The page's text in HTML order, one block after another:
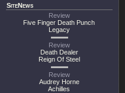
SiteNews
Review
Five Finger Death Punch
Legacy
Review
Death Dealer
Reign Of Steel
Review
Audrey Horne
Achilles